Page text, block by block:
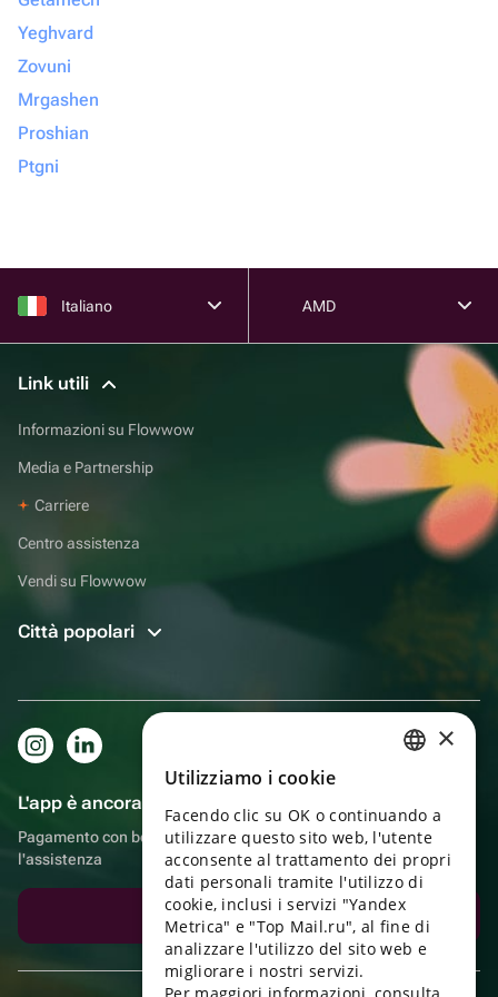
Yeghvard
Zovuni
Mrgashen
Proshian
Ptgni
Italiano AMD
Link utili
Informazioni su Flowwow
Media e Partnership
Carriere
Centro assistenza
Vendi su Flowwow
Città popolari
L'app è ancora più comoda!
Pagamento con bonus, autoconsegna, comoda chat con
l'assistenza
Scarica l'app
ENGLISH
UKRAINIAN
PORTUGUESE
SPANISH
×
Utilizziamo i cookie
Facendo clic su OK o continuando a
utilizzare questo sito web, l'utente
acconsente al trattamento dei propri
dati personali tramite l'utilizzo di
cookie, inclusi i servizi "Yandex
Metrica" e "Top Mail.ru", al fine di
analizzare l'utilizzo del sito web e
migliorare i nostri servizi.